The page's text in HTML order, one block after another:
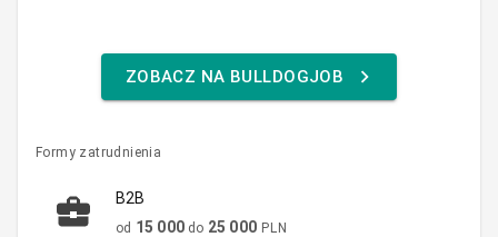
ZOBACZ NA BULLDOGJOB
Formy zatrudnienia
B2B
od 15 000 do 25 000 PLN